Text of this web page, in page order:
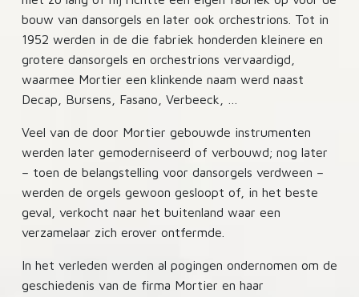
bouw van dansorgels en later ook orchestrions. Tot in
1952 werden in de die fabriek honderden kleinere en
grotere dansorgels en orchestrions vervaardigd,
waarmee Mortier een klinkende naam werd naast
Decap, Bursens, Fasano, Verbeeck, …
Veel van de door Mortier gebouwde instrumenten
werden later gemoderniseerd of verbouwd; nog later
– toen de belangstelling voor dansorgels verdween –
werden de orgels gewoon gesloopt of, in het beste
geval, verkocht naar het buitenland waar een
verzamelaar zich erover ontfermde.
In het verleden werden al pogingen ondernomen om de
geschiedenis van de firma Mortier en haar